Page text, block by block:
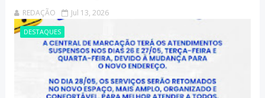
REDAÇÃO Jul 13, 2026
DESTAQUES